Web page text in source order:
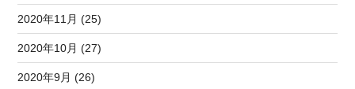
2020年11月 (25)
2020年10月 (27)
2020年9月 (26)